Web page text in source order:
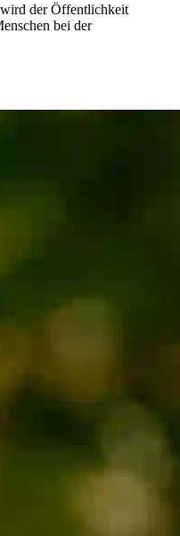
der Öffentlichkeit
bei der